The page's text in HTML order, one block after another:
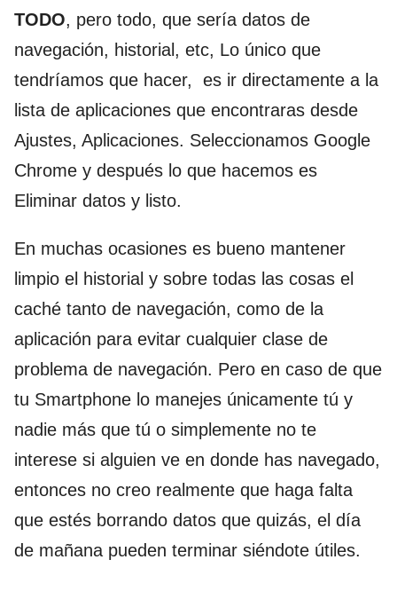
TODO, pero todo, que sería datos de
navegación, historial, etc, Lo único que
tendríamos que hacer, es ir directamente a la
lista de aplicaciones que encontraras desde
Ajustes, Aplicaciones. Seleccionamos Google
Chrome y después lo que hacemos es
Eliminar datos y listo.
En muchas ocasiones es bueno mantener
limpio el historial y sobre todas las cosas el
caché tanto de navegación, como de la
aplicación para evitar cualquier clase de
problema de navegación. Pero en caso de que
tu Smartphone lo manejes únicamente tú y
nadie más que tú o simplemente no te
interese si alguien ve en donde has navegado,
entonces no creo realmente que haga falta
que estés borrando datos que quizás, el día
de mañana pueden terminar siéndote útiles.